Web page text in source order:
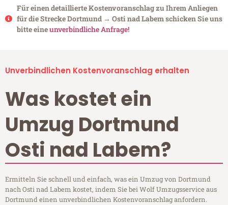
Für einen detaillierte Kostenvoranschlag zu Ihrem Anliegen
für die Strecke Dortmund → Osti nad Labem schicken Sie uns
bitte eineunverbindliche Anfrage!
Unverbindlichen Kostenvoranschlag erhalten
Was kostet ein
Umzug Dortmund
Osti nad Labem?
Ermitteln Sie schnell und einfach, was ein Umzug von Dortmund
nach Osti nad Labem kostet, indem Sie bei Wolf Umzugsservice aus
Dortmund einen unverbindlichen Kostenvoranschlag anfordern.